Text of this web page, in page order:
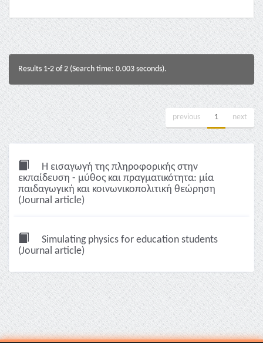
Results 1-2 of 2 (Search time: 0.003 seconds).
previous 1 next
Η εισαγωγή της πληροφορικής στην
εκπαίδευση - μύθος και πραγματικότητα: μία
παιδαγωγική και κοινωνικοπολιτική θεώρηση
(Journal article)
Simulating physics for education students
(Journal article)